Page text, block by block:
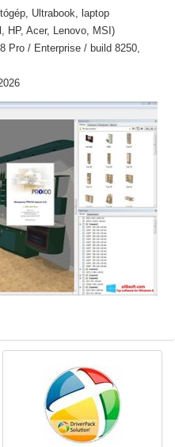
Ultrabook, laptop
HP, Acer, Lenovo, MSI)
Pro / Enterprise / build 8250,